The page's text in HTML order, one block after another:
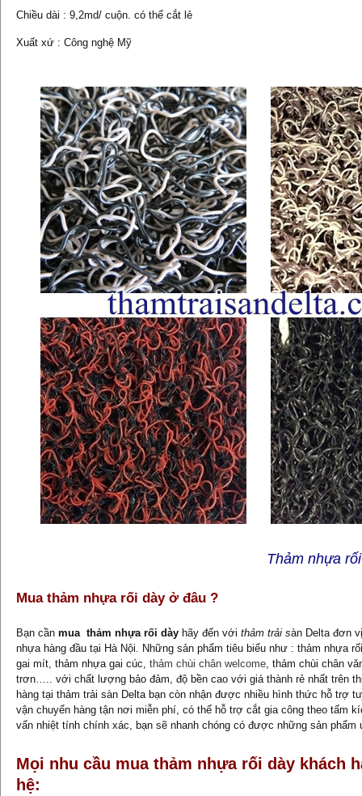
Chiều dài : 9,2md/ cuộn. có thể cắt lẻ
Xuất xứ : Công nghệ Mỹ
Thảm nhựa
Mua thảm nhựa rối dày ở đâu ?
Bạn cần mua thảm nhựa rối dày hãy đến với thảm trải sàn Delta đơn
nhựa hàng đầu tại Hà Nội. Những sản phẩm tiêu biểu như : thảm nhựa
gai mít, thảm nhựa gai cúc, thảm chùi chân welcome, thảm chùi chân
trơn….. với chất lượng bảo đảm, độ bền cao với giá thành rẻ nhất trên
hàng tại thảm trải sàn Delta bạn còn nhận được nhiều hình thức hỗ trợ
vận chuyển hàng tận nơi miễn phí, có thể hỗ trợ cắt gia công theo tấm
vấn nhiệt tính chính xác, bạn sẽ nhanh chóng có được những sản phẩm
Mọi nhu cầu mua thảm nhựa rối dày khách
hệ: